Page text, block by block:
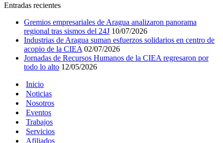
Entradas recientes
Gremios empresariales de Aragua analizaron panorama
regional tras sismos del 24J 10/07/2026
Industrias de Aragua suman esfuerzos solidarios en centro de
acopio de la CIEA 02/07/2026
Jornadas de Recursos Humanos de la CIEA regresaron por
todo lo alto 12/05/2026
Inicio
Noticias
Nosotros
Eventos
Trabajos
Servicios
Afiliados